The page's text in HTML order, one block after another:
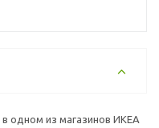
одном из магазинов ИКЕА